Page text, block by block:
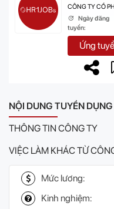
CÔNG TY CỔ
Ngày đăng
tuyển:
Ứng
NỘI DUNG TUYỂN DỤNG
THÔNG TIN CÔNG TY
VIỆC LÀM KHÁC TỪ
Mức lương:
Kinh nghiệm: